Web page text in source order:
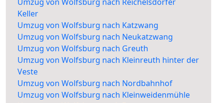
Keller
Umzug von Wolfsburg nach Katzwang
Umzug von Wolfsburg nach Neukatzwang
Umzug von Wolfsburg nach Greuth
Umzug von Wolfsburg nach Kleinreuth hinter der
Veste
Umzug von Wolfsburg nach Nordbahnhof
Umzug von Wolfsburg nach Kleinweidenmühle